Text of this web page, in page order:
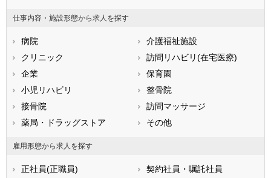
石川県
福井県
静岡県
三重県
滋賀県
大阪府
兵庫県
鳥取県
広島県
徳島県
香川県
愛媛県
鹿児島県
仕事内容・施設形態から求人を探す
病院
介護福祉施設
クリニック
訪問リハビリ(在宅医療)
企業
保育園
小児リハビリ
整骨院
接骨院
訪問マッサージ
薬局・ドラッグストア
その他
雇用形態から求人を探す
正社員(正職員)
契約社員・嘱託社員